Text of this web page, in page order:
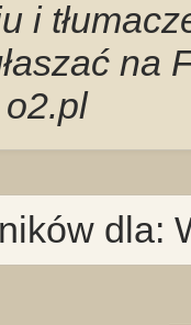
i
na
dla: